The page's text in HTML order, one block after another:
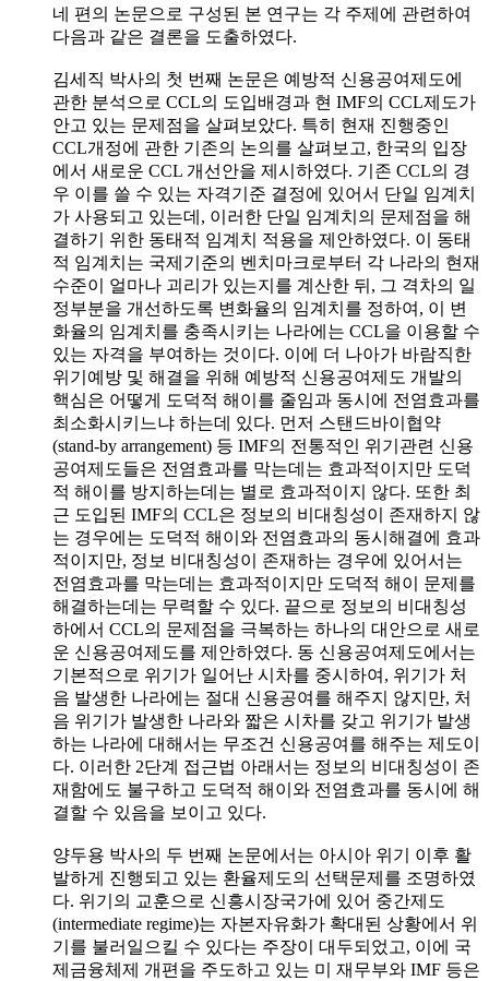
네 편의 논문으로 구성된 본 연구는 각 주제에 관련하여
다음과 같은 결론을 도출하였다.
김세직 박사의 첫 번째 논문은 예방적 신용공여제도에
관한 분석으로 CCL의 도입배경과 현 IMF의 CCL제도가
안고 있는 문제점을 살펴보았다. 특히 현재 진행중인
CCL개정에 관한 기존의 논의를 살펴보고, 한국의 입장
에서 새로운 CCL 개선안을 제시하였다. 기존 CCL의 경
우 이를 쓸 수 있는 자격기준 결정에 있어서 단일 임계치
가 사용되고 있는데, 이러한 단일 임계치의 문제점을 해
결하기 위한 동태적 임계치 적용을 제안하였다. 이 동태
적 임계치는 국제기준의 벤치마크로부터 각 나라의 현재
수준이 얼마나 괴리가 있는지를 계산한 뒤, 그 격차의 일
정부분을 개선하도록 변화율의 임계치를 정하여, 이 변
화율의 임계치를 충족시키는 나라에는 CCL을 이용할 수
있는 자격을 부여하는 것이다. 이에 더 나아가 바람직한
위기예방 및 해결을 위해 예방적 신용공여제도 개발의
핵심은 어떻게 도덕적 해이를 줄임과 동시에 전염효과를
최소화시키느냐 하는데 있다. 먼저 스탠드바이협약
(stand-by arrangement) 등 IMF의 전통적인 위기관련 신용
공여제도들은 전염효과를 막는데는 효과적이지만 도덕
적 해이를 방지하는데는 별로 효과적이지 않다. 또한 최
근 도입된 IMF의 CCL은 정보의 비대칭성이 존재하지 않
는 경우에는 도덕적 해이와 전염효과의 동시해결에 효과
적이지만, 정보 비대칭성이 존재하는 경우에 있어서는
전염효과를 막는데는 효과적이지만 도덕적 해이 문제를
해결하는데는 무력할 수 있다. 끝으로 정보의 비대칭성
하에서 CCL의 문제점을 극복하는 하나의 대안으로 새로
운 신용공여제도를 제안하였다. 동 신용공여제도에서는
기본적으로 위기가 일어난 시차를 중시하여, 위기가 처
음 발생한 나라에는 절대 신용공여를 해주지 않지만, 처
음 위기가 발생한 나라와 짧은 시차를 갖고 위기가 발생
하는 나라에 대해서는 무조건 신용공여를 해주는 제도이
다. 이러한 2단계 접근법 아래서는 정보의 비대칭성이 존
재함에도 불구하고 도덕적 해이와 전염효과를 동시에 해
결할 수 있음을 보이고 있다.
양두용 박사의 두 번째 논문에서는 아시아 위기 이후 활
발하게 진행되고 있는 환율제도의 선택문제를 조명하였
다. 위기의 교훈으로 신흥시장국가에 있어 중간제도
(intermediate regime)는 자본자유화가 확대된 상황에서 위
기를 불러일으킬 수 있다는 주장이 대두되었고, 이에 국
제금융체제 개편을 주도하고 있는 미 재무부와 IMF 등은